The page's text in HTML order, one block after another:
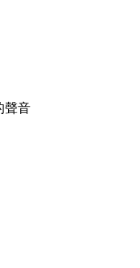
聲音